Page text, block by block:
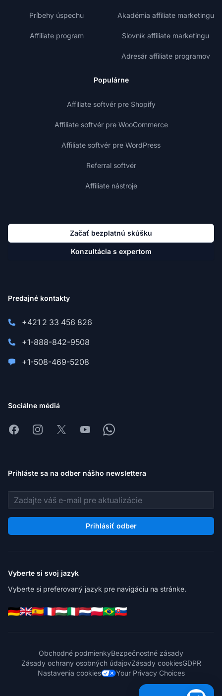
Príbehy úspechu
Affiliate program
Akadémia affiliate marketingu
Slovník affiliate marketingu
Adresár affiliate programov
Populárne
Affiliate softvér pre Shopify
Affiliate softvér pre WooCommerce
Affiliate softvér pre WordPress
Referral softvér
Affiliate nástroje
Začať bezplatnú skúšku
Konzultácia s expertom
Predajné kontakty
+421 2 33 456 826
+1-888-842-9508
+1-508-469-5208
Sociálne médiá
FacebookInstagram
X YoutubeWhatsapp
Prihláste sa na odber nášho newslettera
E-mailová adresa
Prihlásiť odber
Vyberte si svoj jazyk
Vyberte si preferovaný jazyk pre navigáciu na stránke.
Obchodné podmienkyBezpečnostné zásady
Zásady ochrany osobných údajovZásady cookiesGDPR
Nastavenia cookies
Your Privacy Choices